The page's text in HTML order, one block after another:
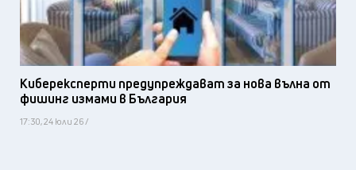
Киберексперти предупреждават за нова вълна от
фишинг измами в България
17:30, 24 юли 26 /